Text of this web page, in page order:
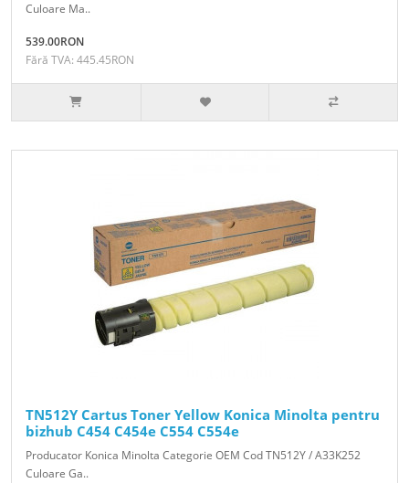
Culoare Ma..
539.00RON
Fără TVA: 445.45RON
TN512Y Cartus Toner Yellow Konica Minolta pentru
bizhub C454 C454e C554 C554e
Producator Konica Minolta Categorie OEM Cod TN512Y / A33K252
Culoare Ga..